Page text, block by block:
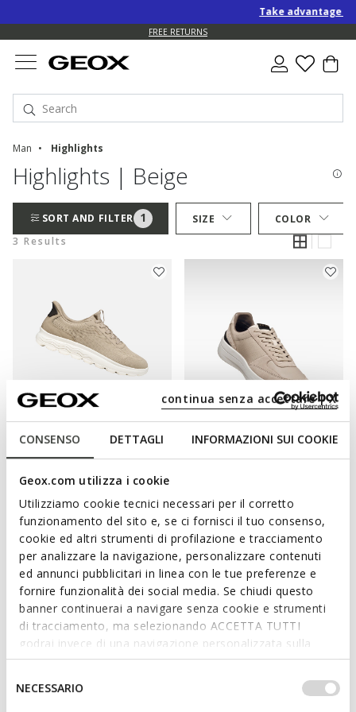
CONSENSO DETTAGLI INFORMAZIONI SUI COOKIE
Geox.com utilizza i cookie
Utilizziamo cookie tecnici necessari per il corretto
funzionamento del sito e, se ci fornisci il tuo consenso,
cookie ed altri strumenti di profilazione e tracciamento
per analizzare la navigazione, personalizzare contenuti
ed annunci pubblicitari in linea con le tue preferenze e
fornire funzionalità dei social media. Se chiudi questo
banner continuerai a navigare senza cookie e strumenti
di tracciamento, ma selezionando ACCETTA TUTTI
godrai invece di una navigazione personalizzata sulla
base dei tuoi gusti ed interessi. Selezionando
IMPOSTAZIONI potrai anche scegliere quali cookies ed
altri strumenti di tracciamento autorizzare. Per maggiori
del
NECESSARIO
continua senza accettare | X
Take advantage of
FREE RETURNS
Man Highlights
Highlights | Beige
SORT AND FILTER 1 SIZE
COLOR
3 Results
FAST IN SYSTEM
Slip in sneakers
€110,00
15 COLORS
NEW IN
Leather sneakers
SPECIAL PRICES